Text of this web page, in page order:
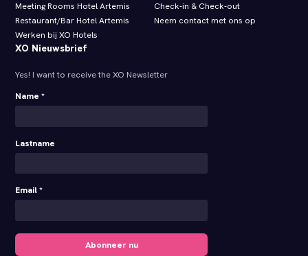
Meeting Rooms Hotel Artemis
Restaurant/Bar Hotel Artemis
Werken bij XO Hotels
Check‑in & Check‑out
Neem contact met ons op
XO Nieuwsbrief
Yes! I want to receive the XO Newsletter
Name *
Lastname
Email *
Abonneer nu